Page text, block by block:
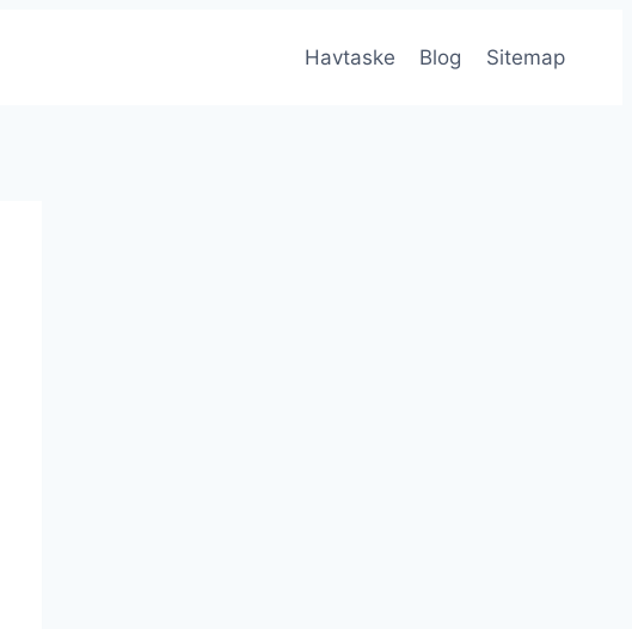
Havtaske Blog Sitemap